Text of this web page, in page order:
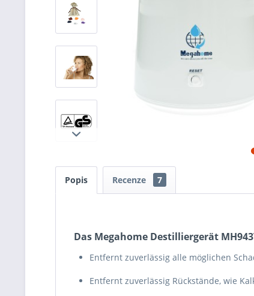
Popis Recenze 7
Das Megahome Destilliergerät
Entfernt zuverlässig alle möglichen
Entfernt zuverlässig Rückstände, wie